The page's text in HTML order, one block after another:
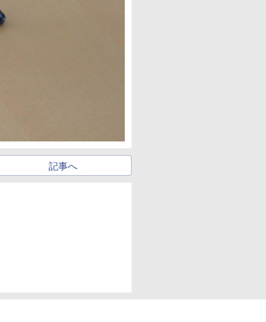
記事へ